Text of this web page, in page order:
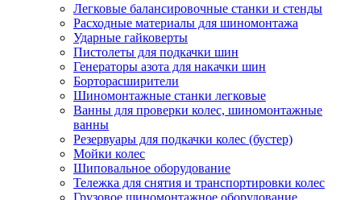
Легковые балансировочные станки и стенды
Расходные материалы для шиномонтажа
Ударные гайковерты
Пистолеты для подкачки шин
Генераторы азота для накачки шин
Борторасширители
Шиномонтажные станки легковые
Ванны для проверки колес, шиномонтажные
ванны
Резервуары для подкачки колес (бустер)
Мойки колес
Шиповальное оборудование
Тележка для снятия и транспортировки колес
Грузовое шиномонтажное оборудование